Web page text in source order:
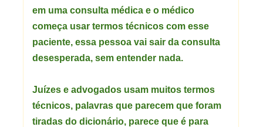
em uma consulta médica e o médico
começa usar termos técnicos com esse
paciente, essa pessoa vai sair da consulta
desesperada, sem entender nada.
Juízes e advogados usam muitos termos
técnicos, palavras que parecem que foram
tiradas do dicionário, parece que é para